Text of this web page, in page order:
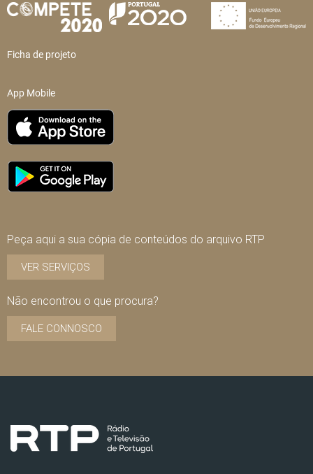
Ficha de projeto
App Mobile
Peça aqui a sua cópia de conteúdos do arquivo RTP
VER SERVIÇOS
Não encontrou o que procura?
FALE CONNOSCO